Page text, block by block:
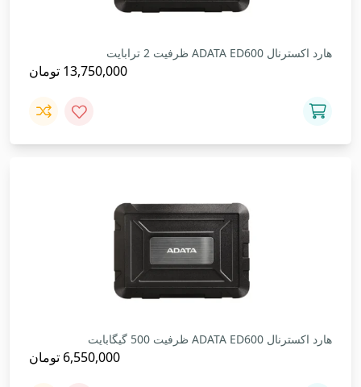
هارد اکسترنال ADATA ED600 ظرفیت 2 ترابایت
13,750,000 تومان
هارد اکسترنال ADATA ED600 ظرفیت 500 گیگابایت
6,550,000 تومان